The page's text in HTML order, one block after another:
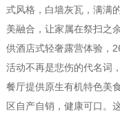
式风格，白墙灰瓦，满满
美融合，让家属在祭扫之
供酒店式轻奢露营体验，
活动不再是悲伤的代名词
餐厅提供原生有机特色美
区自产自销，健康可口。